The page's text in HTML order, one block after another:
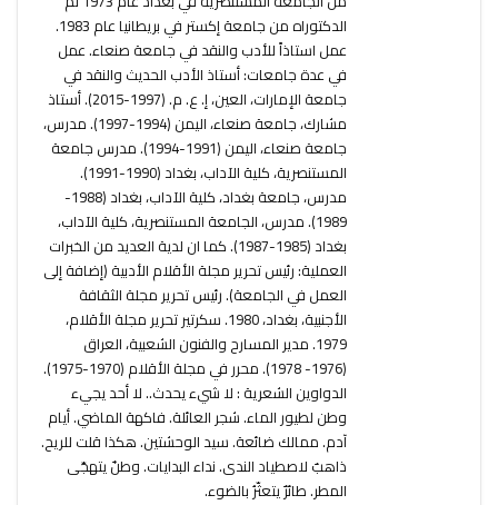
الدكتوراه من جامعة إكستر في بريطانيا عام 1983.
عمل استاذاً للأدب والنقد في جامعة صنعاء. عمل
في عدة جامعات: أستاذ الأدب الحديث والنقد في
جامعة الإمارات، العين، إ. ع. م. (1997-2015). أستاذ
مشارك، جامعة صنعاء، اليمن (1994-1997). مدرس،
جامعة صنعاء، اليمن (1991-1994). مدرس جامعة
المستنصرية، كلية الآداب، بغداد (1990-1991).
مدرس، جامعة بغداد، كلية الآداب، بغداد (1988-
1989). مدرس، الجامعة المستنصرية، كلية الآداب،
بغداد (1985-1987). كما ان لدية العديد من الخبرات
العملية: رئيس تحرير مجلة الأقلام الأدبية (إضافة إلى
العمل في الجامعة). رئيس تحرير مجلة الثقافة
الأجنبية، بغداد، 1980. سكرتير تحرير مجلة الأقلام،
1979. مدير المسارح والفنون الشعبية، العراق
(1976- 1978). محرر في مجلة الأقلام (1970-1975).
الدواوين الشعرية : لا شيء يحدث.. لا أحد يجيء
وطن لطيور الماء. شجر العائلة. فاكهة الماضي. أيام
آدم. ممالك ضائعة. سيد الوحشتين. هكذا قلت للريح.
ذاهبٌ لاصطياد الندى. نداء البدايات. وطنٌ يتهجّى
المطر. طائرٌ يتعثّرُ بالضوء.